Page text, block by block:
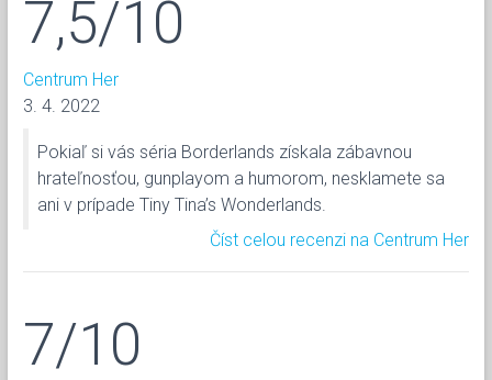
7,5/10
Centrum Her
3. 4. 2022
Pokiaľ si vás séria Borderlands získala zábavnou
hrateľnosťou, gunplayom a humorom, nesklamete sa
ani v prípade Tiny Tina’s Wonderlands.
Číst celou recenzi na Centrum Her
7/10